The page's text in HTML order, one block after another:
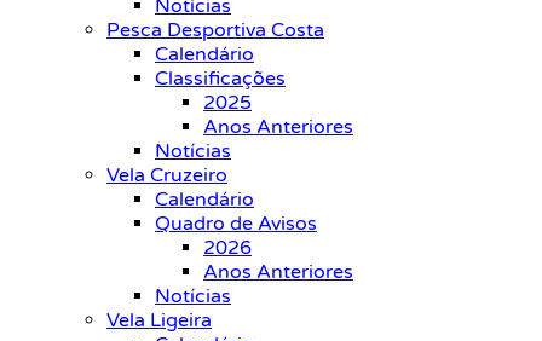
Notícias
Pesca Desportiva Costa
Calendário
Classificações
2025
Anos Anteriores
Notícias
Vela Cruzeiro
Calendário
Quadro de Avisos
2026
Anos Anteriores
Notícias
Vela Ligeira